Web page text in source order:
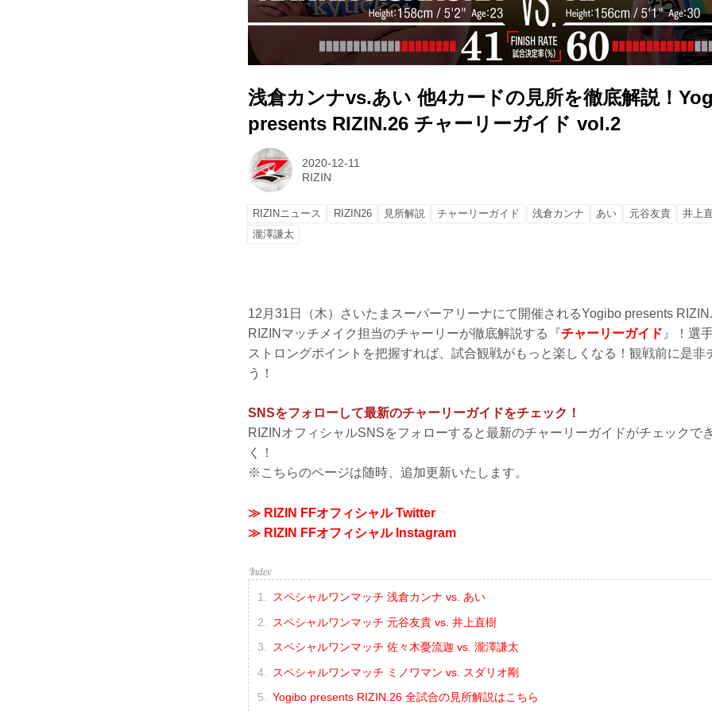
浅倉カンナvs.あい 他4カードの見所を徹底解説！
presents RIZIN.26 チャーリーガイド vol.2
2020-12-11
RIZIN
RIZINニュース RIZIN26 見所解説 チャーリーガイド 浅倉カンナ あい 元谷友貴
井上
瀧澤謙太
12月31日（木）さいたまスーパーアリーナにて開催されるYogibo presents
RIZINマッチメイク担当のチャーリーが徹底解説する『チャーリーガイド 』！選
ストロングポイントを把握すれば、試合観戦がもっと楽しくなる！観戦前に是非
う！
SNSをフォローして最新のチャーリーガイドをチェック！
RIZINオフィシャルSNSをフォローすると最新のチャーリーガイドがチェックで
く！
※こちらのページは随時、追加更新いたします。
≫ RIZIN FFオフィシャル Twitter
≫ RIZIN FFオフィシャル Instagram
スペシャルワンマッチ 浅倉カンナ vs. あい
スペシャルワンマッチ 元谷友貴 vs. 井上直樹
スペシャルワンマッチ 佐々木憂流迦 vs. 瀧澤謙太
スペシャルワンマッチ ミノワマン vs. スダリオ剛
Yogibo presents RIZIN.26 全試合の見所解説はこちら